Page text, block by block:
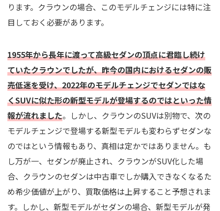
ります。クラウンの場合、このモデルチェンジには特に注
目しておく必要があります。
1955年から長年に渡って高級セダンの頂点に君臨し続け
ていたクラウンでしたが、昨今の国内におけるセダンの販
売低迷を受け、2022年のモデルチェンジでセダンではな
くSUVに似た形の新型モデルが登場するのではといった情
報が流れました。しかし、クラウンのSUVは別物で、次の
モデルチェンジで登場する新型モデルも変わらずセダンな
のではという情報もあり、真相は定かではありません。も
し万が一、セダンが廃止され、クラウンがSUV化した場
合、クラウンのセダンは中古車でしか購入できなくなるた
め希少価値が上がり、買取価格は上昇すること予想されま
す。しかし、新型モデルがセダンの場合、新型モデルが発